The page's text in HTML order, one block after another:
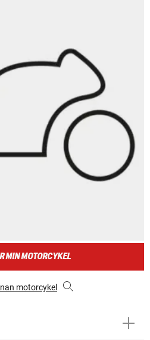
MIN MOTORCYKEL
motorcykel